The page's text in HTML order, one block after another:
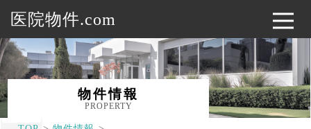
医院物件.com
物件情報
PROPERTY